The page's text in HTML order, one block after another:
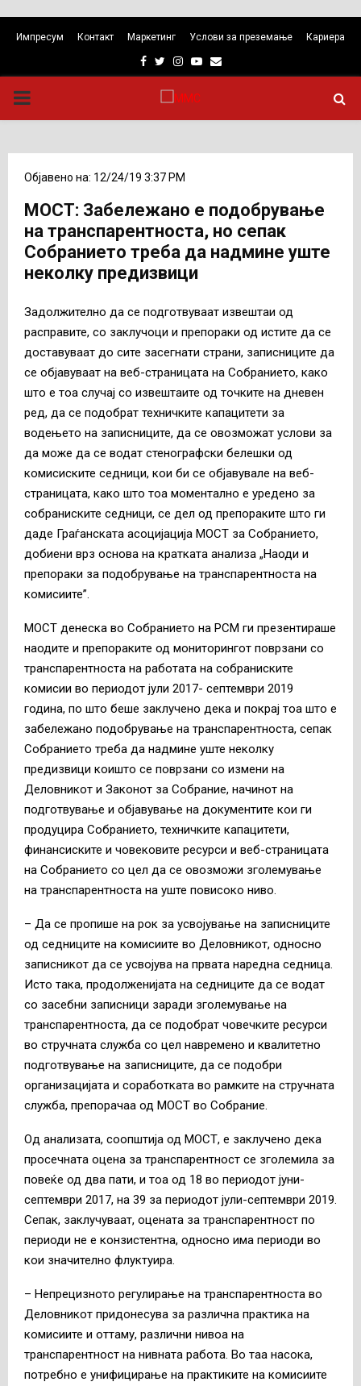
Импресум Контакт Маркетинг Услови за преземање Кариера
Facebook
TwitterInstagram
Youtube
Email
PRIMARY
Објавено на: 12/24/19 3:37 PM
МОСТ: Забележано е подобрување
на транспарентноста, но сепак
Собранието треба да надмине уште
неколку предизвици
Задолжително да се подготвуваат извештаи од
расправите, со заклучоци и препораки од истите да се
доставуваат до сите засегнати страни, записниците да
се објавуваат на веб-страницата на Собранието, како
што е тоа случај со извештаите од точките на дневен
ред, да се подобрат техничките капацитети за
водењето на записниците, да се овозможат услови за
да може да се водат стенографски белешки од
комисиските седници, кои би се објавувале на веб-
страницата, како што тоа моментално е уредено за
собраниските седници, се дел од препораките што ги
даде Граѓанската асоцијација МОСТ за Собранието,
добиени врз основа на кратката анализа „Наоди и
препораки за подобрување на транспарентноста на
комисиите”.
МОСТ денеска во Собранието на РСМ ги презентираше
наодите и препораките од мониторингот поврзани со
транспарентноста на работата на собраниските
комисии во периодот јули 2017- септември 2019
година, по што беше заклучено дека и покрај тоа што е
забележано подобрување на транспарентноста, сепак
Собранието треба да надмине уште неколку
предизвици коишто се поврзани со измени на
Деловникот и Законот за Собрание, начинот на
подготвување и објавување на документите кои ги
продуцира Собранието, техничките капацитети,
финансиските и човековите ресурси и веб-страницата
на Собранието со цел да се овозможи зголемување
на транспарентноста на уште повисоко ниво.
– Да се пропише на рок за усвојување на записниците
од седниците на комисиите во Деловникот, односно
записникот да се усвојува на првата наредна седница.
Исто така, продолженијата на седниците да се водат
со засебни записници заради зголемување на
транспарентноста, да се подобрат човечките ресурси
во стручната служба со цел навремено и квалитетно
подготвување на записниците, да се подобри
организацијата и соработката во рамките на стручната
служба, препорачаа од МОСТ во Собрание.
Од анализата, соопштија од МОСТ, е заклучено дека
просечната оцена за транспарентност се зголемила за
повеќе од два пати, и тоа од 18 во периодот јуни-
септември 2017, на 39 за периодот јули-септември 2019.
Сепак, заклучуваат, оцената за транспарентност по
периоди не е конзистентна, односно има периоди во
кои значително флуктуира.
– Непрецизното регулирање на транспарентноста во
Деловникот придонесува за различна практика на
комисиите и оттаму, различни нивоа на
транспарентност на нивната работа. Во таа насока,
потребно е унифицирање на практиките на комисиите